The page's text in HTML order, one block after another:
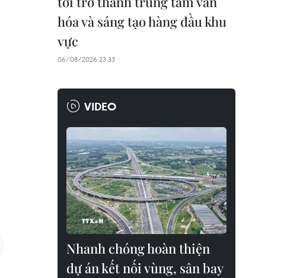
hóa và sáng tạo hàng đầu khu
vực
06/08/2026 23:33
VIDEO
Nhanh chóng hoàn thiện
dự án kết nối vùng, sân bay